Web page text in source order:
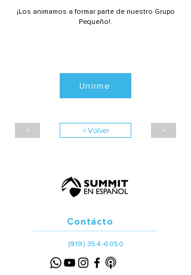
¡Los animamos a formar parte de nuestro Grupo
Pequeño!.
Unirme
< < Volver >
Contácto
(919) 354-6050